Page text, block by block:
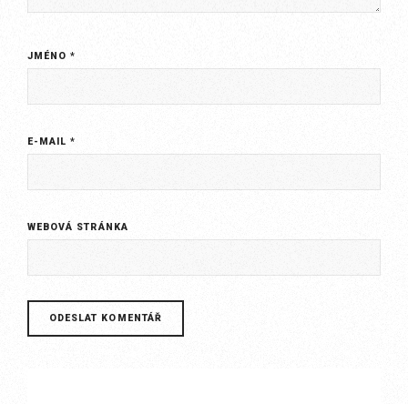
JMÉNO*
E-MAIL*
WEBOVÁ STRÁNKA